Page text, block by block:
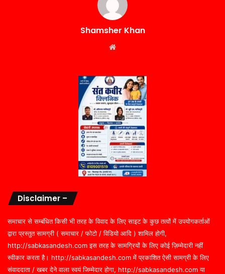
Shamsher Khan
Disclaimer –
समाचार से सम्बंधित किसी भी तरह के विवाद के लिए साइट के कुछ तत्वों में उपयोगकर्ताओं
द्वारा प्रस्तुत सामग्री ( समाचार / फोटो / विडियो आदि ) शामिल होगी,
http://sabkasandesh.com इस तरह के सामग्रियों के लिए कोई ज़िम्मेदारी नहीं
स्वीकार करता है। http://sabkasandesh.com में प्रकाशित ऐसी सामग्री के लिए
संवाददाता / खबर देने वाला स्वयं जिम्मेदार होगा, http://sabkasandesh.com या